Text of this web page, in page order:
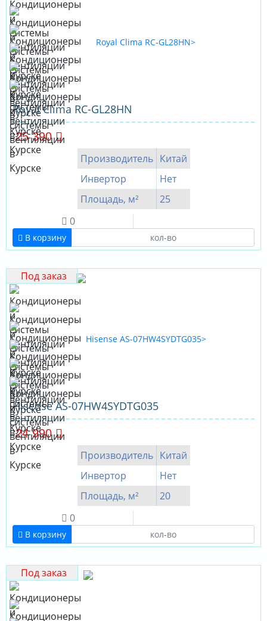
Royal Clima RC-GL28HN
25 390
Производитель Китай
Инвертор
Нет
Площадь, м²
25
0
В корзину
Под заказ
Hisense AS-07HW4SYDTG035
24 990
Производитель Китай
Инвертор
Нет
Площадь, м²
20
0
В корзину
Под заказ